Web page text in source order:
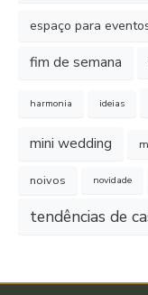
espaço para
fim de semana
harmonia ideias
mini wedding
noivos novidade
tendências de